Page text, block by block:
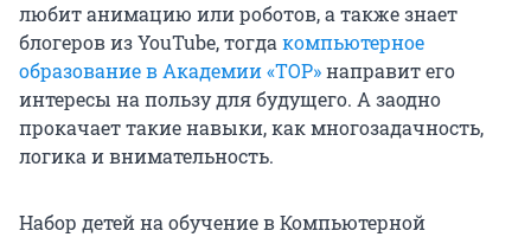
любит анимацию или роботов, а также знает
блогеров из YouTube, тогдакомпьютерное
образование в Академии «ТОР»направит его
интересы на пользу для будущего. А заодно
прокачает такие навыки, как многозадачность,
логика и внимательность.
Набор детей на обучение в Компьютерной